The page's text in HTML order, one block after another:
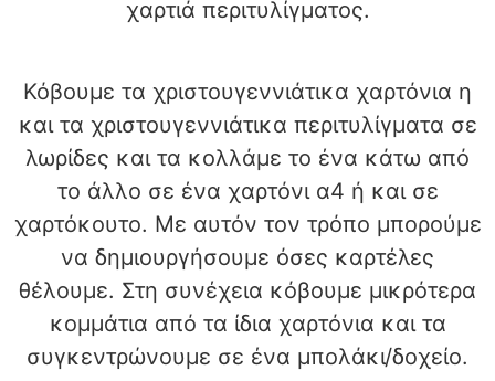
χαρτιά περιτυλίγματος.
Κόβουμε τα χριστουγεννιάτικα χαρτόνια η
και τα χριστουγεννιάτικα περιτυλίγματα σε
λωρίδες και τα κολλάμε το ένα κάτω από
το άλλο σε ένα χαρτόνι α4 ή και σε
χαρτόκουτο. Με αυτόν τον τρόπο μπορούμε
να δημιουργήσουμε όσες καρτέλες
θέλουμε. Στη συνέχεια κόβουμε μικρότερα
κομμάτια από τα ίδια χαρτόνια και τα
συγκεντρώνουμε σε ένα μπολάκι/δοχείο.